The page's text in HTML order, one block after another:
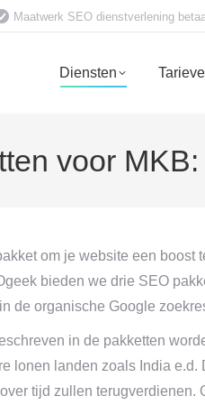
Maatwerk SEO dienstverlening
Diensten
voor
om je website een
bieden we drie SEO
de organische Google
in de pakketten
lonen landen zoals India
tijd zullen